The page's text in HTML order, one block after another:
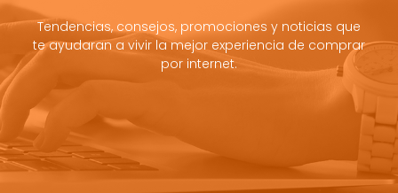
Tendencias, consejos, promociones y noticias que
te ayudaran a vivir la mejor experiencia de comprar
por internet.